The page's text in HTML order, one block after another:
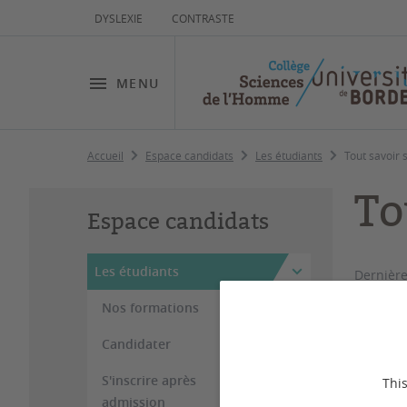
DYSLEXIE CONTRASTE
MENU
Accueil Espace candidats Les étudiants Tout savoir
Espace candidats
Les étudiants
Nos formations
Candidater
S'inscrire après
admission